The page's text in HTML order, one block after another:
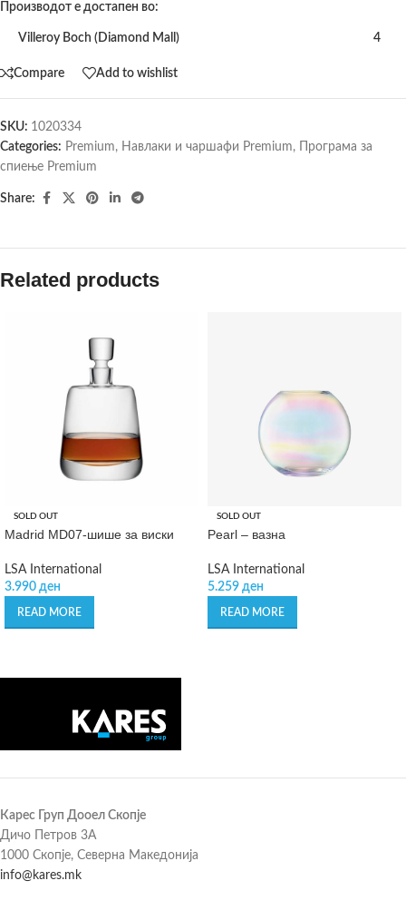
Производот е достапен во:
Villeroy Boch (Diamond Mall) 4
Compare Add to wishlist
SKU: 1020334
Categories: Premium, Навлаки и чаршафи Premium,
Програма за
спиење Premium
Share:
Related products
SOLD OUT
Madrid MD07-шише за виски
LSA International
3.990 ден
READ MORE
SOLD OUT
Pearl – вазна
LSA International
5.259 ден
READ MORE
Карес Груп Дооел Скопје
Дичо Петров 3А
1000 Скопје, Северна Македонија
info@kares.mk